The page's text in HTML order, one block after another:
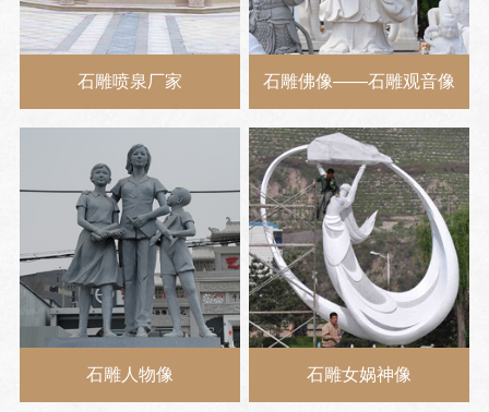
石雕喷泉厂家 石雕佛像——石雕观音像
石雕人物像 石雕女娲神像